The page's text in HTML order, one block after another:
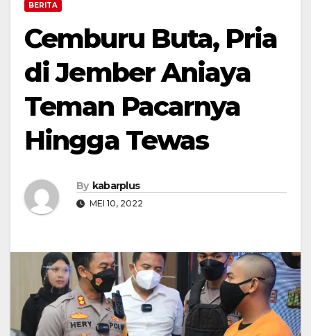
BERITA
Cemburu Buta, Pria
di Jember Aniaya
Teman Pacarnya
Hingga Tewas
By kabarplus
MEI 10, 2022